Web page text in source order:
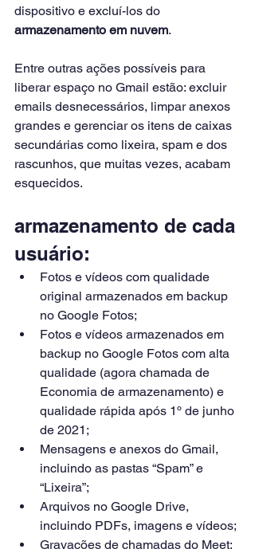
dispositivo e excluí-los do
armazenamento em nuvem.
Entre outras ações possíveis para
liberar espaço no Gmail estão: excluir
emails desnecessários, limpar anexos
grandes e gerenciar os itens de caixas
secundárias como lixeira, spam e dos
rascunhos, que muitas vezes, acabam
esquecidos.
armazenamento de cada
usuário:
Fotos e vídeos com qualidade
original armazenados em backup
no Google Fotos;
Fotos e vídeos armazenados em
backup no Google Fotos com alta
qualidade (agora chamada de
Economia de armazenamento) e
qualidade rápida após 1º de junho
de 2021;
Mensagens e anexos do Gmail,
incluindo as pastas “Spam” e
“Lixeira”;
Arquivos no Google Drive,
incluindo PDFs, imagens e vídeos;
Gravações de chamadas do Meet;